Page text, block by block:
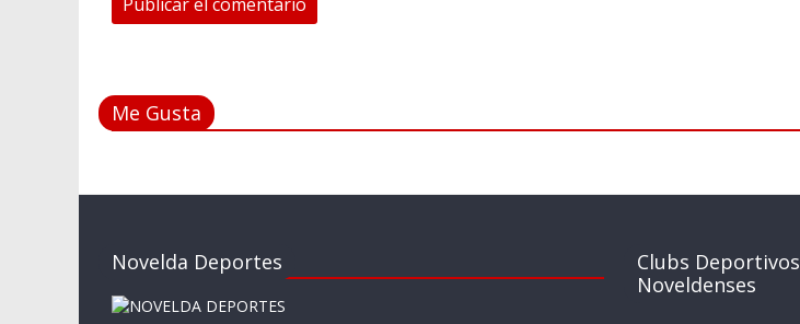
Me Gusta
Novelda Deportes
Clubs Deportivos
Noveldenses